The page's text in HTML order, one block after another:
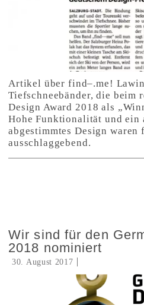
Artikel über find–.me!
Tiefschneebänder, die beim
Design Award 2018 als
Hohe Funktionalität und ein
abgestimmtes Design waren
ausschlaggebend.
Wir sind für den
2018 nominiert
30. August 2017